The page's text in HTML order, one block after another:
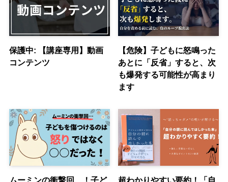
保護中: 【講座専用】動画
コンテンツ
【危険】子どもに怒鳴った
あとに「反省」すると、次
も爆発する可能性が高まり
ます
ムーミンの衝撃回…！子ど 超わかりやすい要約！「自